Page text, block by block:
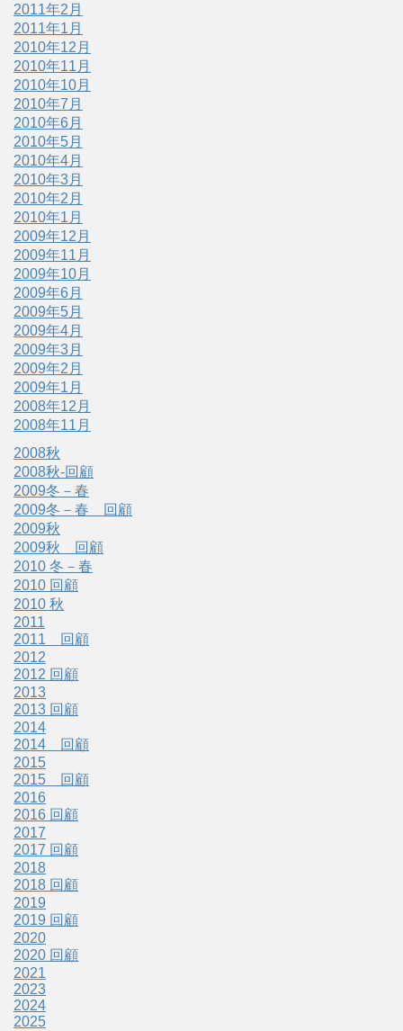
2011年2月
2011年1月
2010年12月
2010年11月
2010年10月
2010年7月
2010年6月
2010年5月
2010年4月
2010年3月
2010年2月
2010年1月
2009年12月
2009年11月
2009年10月
2009年6月
2009年5月
2009年4月
2009年3月
2009年2月
2009年1月
2008年12月
2008年11月
2008秋
2008秋-回顧
2009冬－春
2009冬－春 回顧
2009秋
2009秋 回顧
2010 冬－春
2010 回顧
2010 秋
2011
2011 回顧
2012
2012 回顧
2013
2013 回顧
2014
2014 回顧
2015
2015 回顧
2016
2016 回顧
2017
2017 回顧
2018
2018 回顧
2019
2019 回顧
2020
2020 回顧
2021
2023
2024
2025